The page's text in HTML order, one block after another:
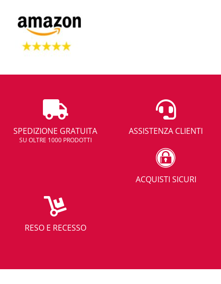
SPEDIZIONE GRATUITA
SU OLTRE 1000 PRODOTTI
ASSISTENZA CLIENTI
ACQUISTI SICURI
RESO E RECESSO